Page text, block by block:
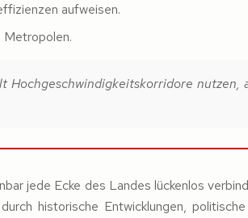
aufweisen.
Metropolen.
Hochgeschwindigkeitskorridore nutzen,
jede Ecke des Landes lückenlos
historische Entwicklungen, politische